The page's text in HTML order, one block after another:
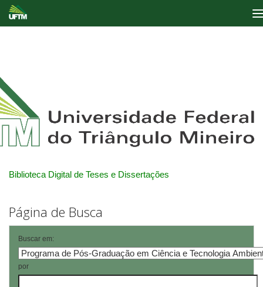
Biblioteca Digital de Teses e Dissertações
Página de Busca
Buscar em:
por